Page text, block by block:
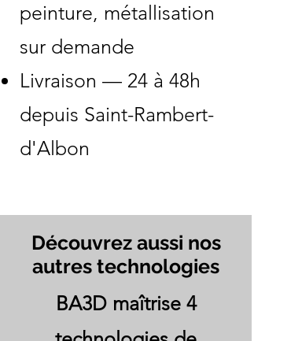
peinture, métallisation
sur demande
Livraison — 24 à 48h
depuis Saint-Rambert-
d'Albon
Découvrez aussi nos
autres technologies
BA3D maîtrise 4